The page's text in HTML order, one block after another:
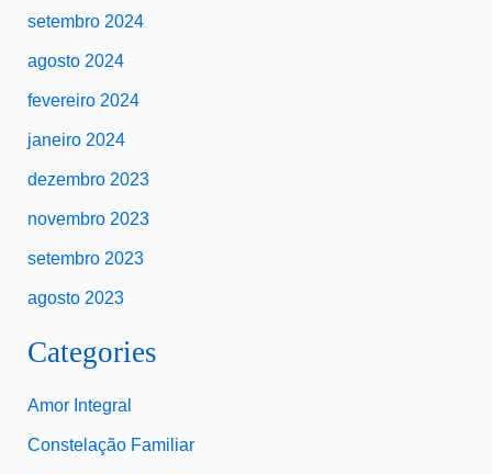
setembro 2024
agosto 2024
fevereiro 2024
janeiro 2024
dezembro 2023
novembro 2023
setembro 2023
agosto 2023
Categories
Amor Integral
Constelação Familiar